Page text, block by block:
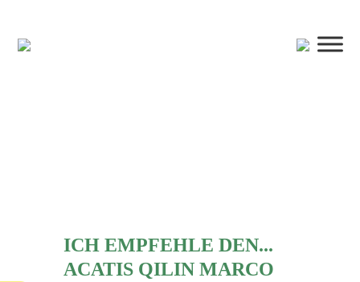
ICH EMPFEHLE DEN...
ACATIS QILIN MARCO